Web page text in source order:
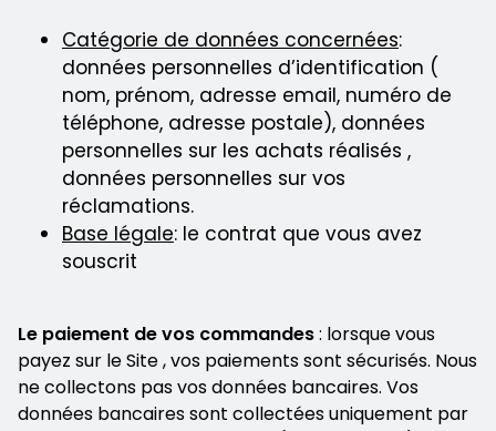
Catégorie de données concernées:
données personnelles d’identification (
nom, prénom, adresse email, numéro de
téléphone, adresse postale), données
personnelles sur les achats réalisés ,
données personnelles sur vos
réclamations.
Base légale: le contrat que vous avez
souscrit
Le paiement de vos commandes: lorsque vous
payez sur le Site , vos paiements sont sécurisés. Nous
ne collectons pas vos données bancaires. Vos
données bancaires sont collectées uniquement par